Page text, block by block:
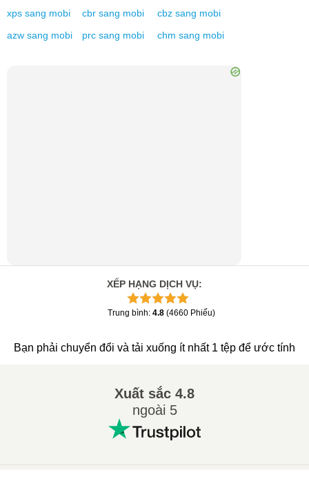
xps sang mobi cbr sang mobi cbz sang mobi
azw sang mobi prc sang mobi chm sang mobi
XẾP HẠNG DỊCH VỤ:
Trung bình: 4.8 (4660 Phiếu)
Bạn phải chuyển đổi và tải xuống ít nhất 1 tệp để ước tính
Xuất sắc 4.8
ngoài 5